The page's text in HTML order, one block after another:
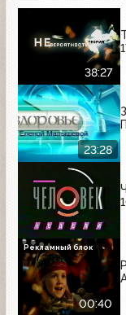
38:27
23:28
00:40
Рекламный блок